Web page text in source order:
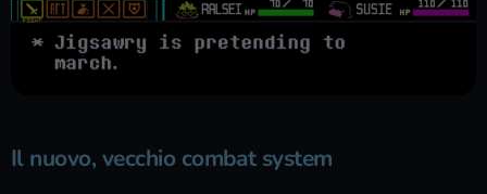
Il nuovo, vecchio combat system